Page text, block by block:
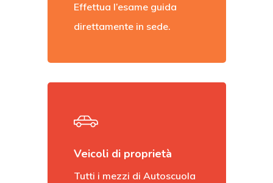
Effettua l’esame guida
direttamente in sede.
Veicoli di proprietà
Tutti i mezzi di Autoscuola